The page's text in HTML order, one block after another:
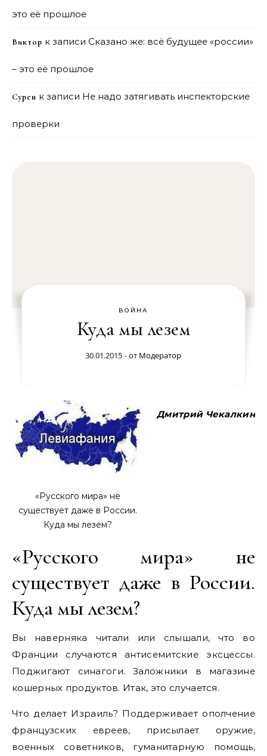
это её прошлое
Виктор к записи Сказано же: всё будущее «россии»
– это её прошлое
Сурен к записи Не надо затягивать инспекторские
проверки
ВОЙНА
Куда мы лезем
30.01.2015 - от Модератор
«Русского мира» не
существует даже в России.
Куда мы лезем?
Дмитрий Чекалкин
«Русского мира» не
существует даже в России.
Куда мы лезем?
Вы наверняка читали или слышали, что во
Франции случаются антисемитские эксцессы.
Поджигают синагоги. Заложники в магазине
кошерных продуктов. Итак, это случается.
Что делает Израиль? Поддерживает ополчение
французских евреев, присылает оружие,
военных советников, гуманитарную помощь,